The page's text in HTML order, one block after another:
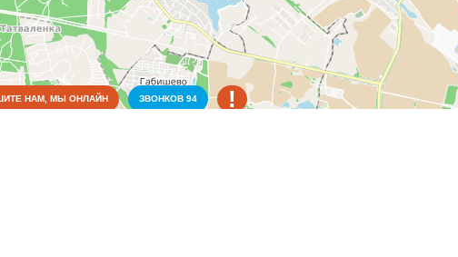
НАМ, МЫ ОНЛАЙН ЗВОНКОВ 94 !